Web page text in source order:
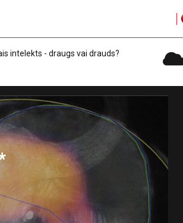
intelekts - draugs vai drauds?